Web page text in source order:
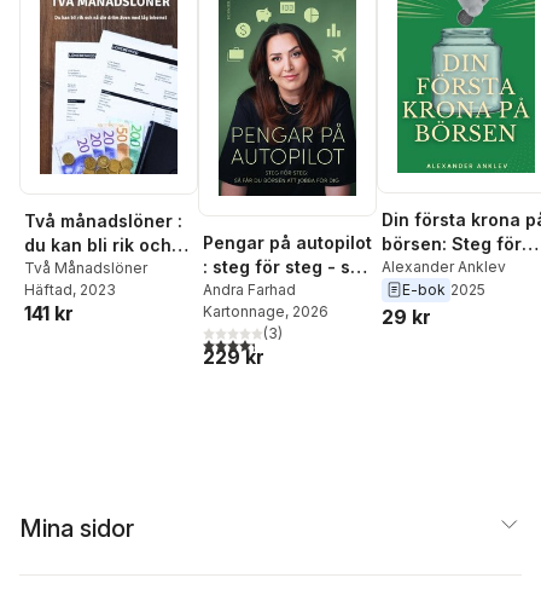
Två månadslöner :
du kan bli rik och
nå din dröm även
med låg inkomst
Två Månadslöner
Häftad, 2023
141 kr
Pengar på autopilot
: steg för steg - så
får du börsen att
jobba för dig
Andra Farhad
Kartonnage, 2026
4,3utav 5 stjärnor. Totalt antal röster:
(3)
229 kr
Din första krona
börsen: Steg för
steg-manual till
som aldrig
investerat på
Alexander Anklev
E-bok 2025
29 kr
Mina sidor